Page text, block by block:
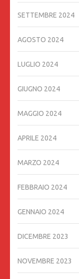
SETTEMBRE 2024
AGOSTO 2024
LUGLIO 2024
GIUGNO 2024
MAGGIO 2024
APRILE 2024
MARZO 2024
FEBBRAIO 2024
GENNAIO 2024
DICEMBRE 2023
NOVEMBRE 2023